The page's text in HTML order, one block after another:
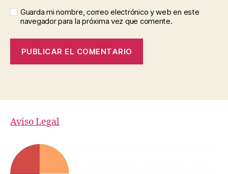
Guarda mi nombre, correo electrónico y web en este
navegador para la próxima vez que comente.
Aviso Legal